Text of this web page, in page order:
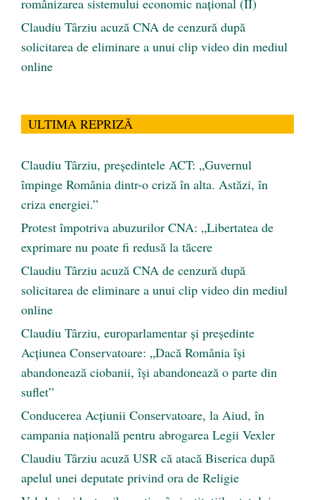
românizarea sistemului economic naţional (II)
Claudiu Târziu acuză CNA de cenzură după
solicitarea de eliminare a unui clip video din mediul
online
ULTIMA REPRIZĂ
Claudiu Târziu, președintele ACT: „Guvernul
împinge România dintr-o criză în alta. Astăzi, în
criza energiei.”
Protest împotriva abuzurilor CNA: „Libertatea de
exprimare nu poate fi redusă la tăcere
Claudiu Târziu acuză CNA de cenzură după
solicitarea de eliminare a unui clip video din mediul
online
Claudiu Târziu, europarlamentar și președinte
Acțiunea Conservatoare: „Dacă România își
abandonează ciobanii, își abandonează o parte din
suflet”
Conducerea Acțiunii Conservatoare, la Aiud, în
campania națională pentru abrogarea Legii Vexler
Claudiu Târziu acuză USR că atacă Biserica după
apelul unei deputate privind ora de Religie